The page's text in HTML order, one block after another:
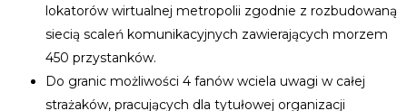
lokatorów wirtualnej metropolii zgodnie z rozbudowaną
siecią scaleń komunikacyjnych zawierających morzem
450 przystanków.
Do granic możliwości 4 fanów wciela uwagi w całej
strażaków, pracujących dla tytułowej organizacji